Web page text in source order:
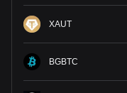
XAUT
BGBTC